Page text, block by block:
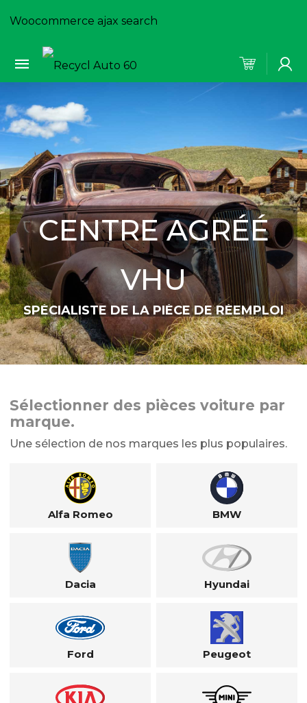
Woocommerce ajax search
CENTRE AGRÉÉ
VHU
SPÉCIALISTE DE LA PIÈCE DE RÉEMPLOI
Sélectionner des pièces voiture par
marque.
Une sélection de nos marques les plus populaires.
Alfa Romeo BMW
Dacia Hyundai
Ford Peugeot